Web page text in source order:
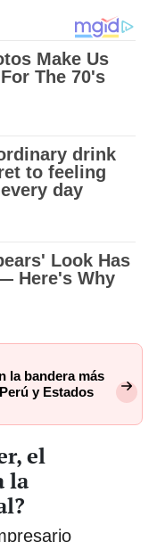
la bandera más
y Estados
el
la